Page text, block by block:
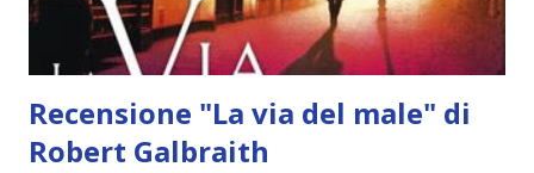
Londra alle stanze più recondit...
Recensione "La via del male" di
Robert Galbraith